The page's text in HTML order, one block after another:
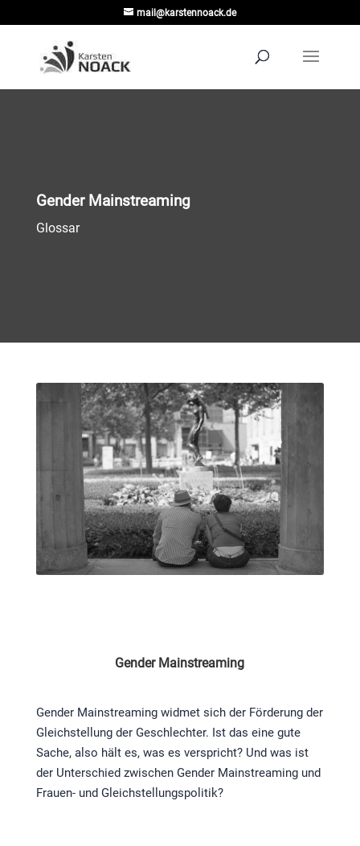
mail@karstennoack.de
Gender Mainstreaming
Glossar
Gender Mainstreaming
Gender Mainstreaming widmet sich der Förderung der
Gleichstellung der Geschlechter. Ist das eine gute
Sache, also hält es, was es verspricht? Und was ist
der Unterschied zwischen Gender Mainstreaming und
Frauen- und Gleichstellungspolitik?